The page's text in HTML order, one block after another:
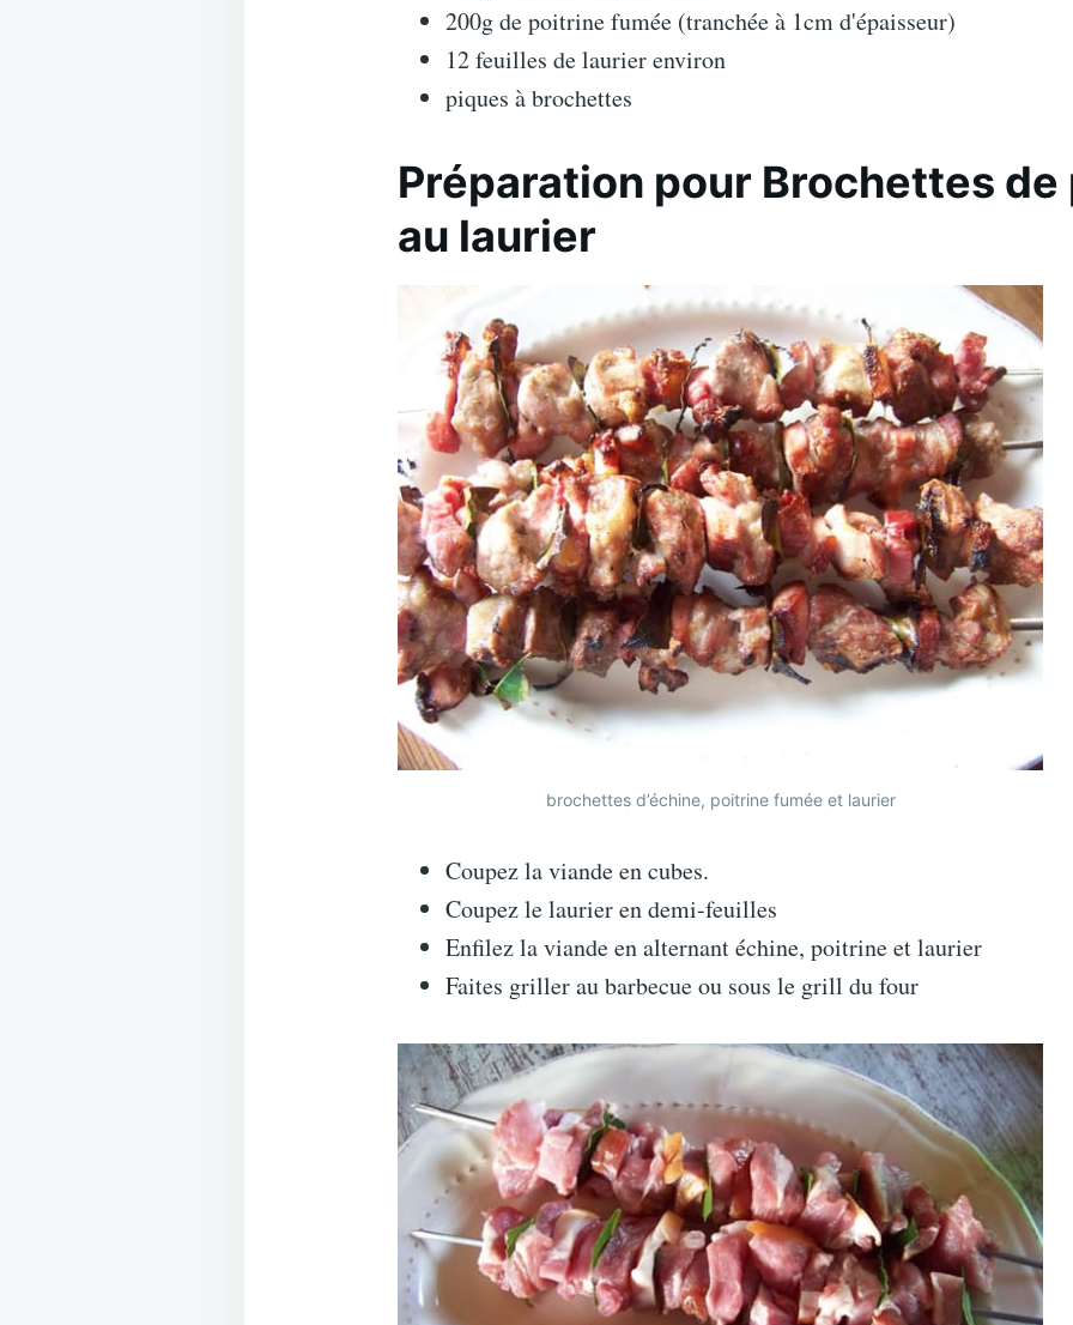
200g de poitrine fumée (tranchée à 1cm d'épaisseur)
12 feuilles de laurier environ
piques à brochettes
Préparation pour Brochettes de
au laurier
brochettes d’échine, poitrine fumée et laurier
Coupez la viande en cubes.
Coupez le laurier en demi-feuilles
Enfilez la viande en alternant échine, poitrine et laurier
Faites griller au barbecue ou sous le grill du four